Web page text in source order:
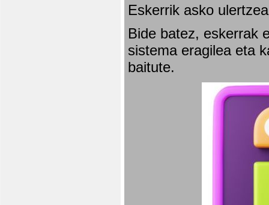
Eskerrik asko
Bide batez, eskerrak
sistema eragilea eta
baitute.